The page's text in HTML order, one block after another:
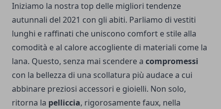
Iniziamo la nostra top delle migliori tendenze
autunnali del 2021 con gli abiti. Parliamo di vestiti
lunghi e raffinati che uniscono comfort e stile alla
comodità e al calore accogliente di materiali come la
lana. Questo, senza mai scendere a compromessi
con la bellezza di una scollatura più audace a cui
abbinare preziosi accessori e gioielli. Non solo,
ritorna la pelliccia, rigorosamente faux, nella